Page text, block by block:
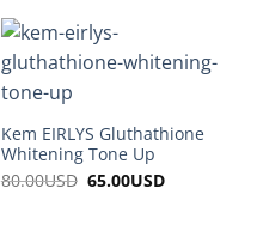
Kem EIRLYS Gluthathione
Whitening Tone Up
80.00USD Original
65.00USDCurrent